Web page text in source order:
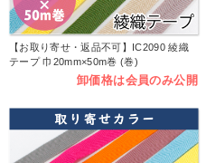
【お取り寄せ・返品不可】IC2090 綾織
テープ 巾20mm×50m巻 (巻)
卸価格は会員のみ公開